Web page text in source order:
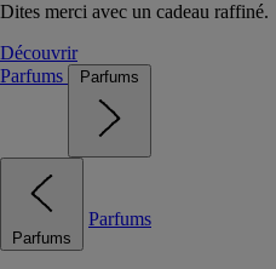
Dites merci avec un cadeau raffiné.
Découvrir
Parfums
Parfums
Parfums
Parfums